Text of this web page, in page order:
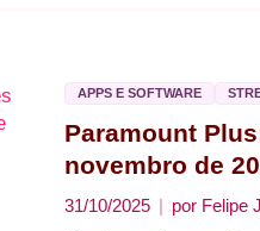
APPS E SOFTWARE
Paramount
novembro de
31/10/2025 por Felipe